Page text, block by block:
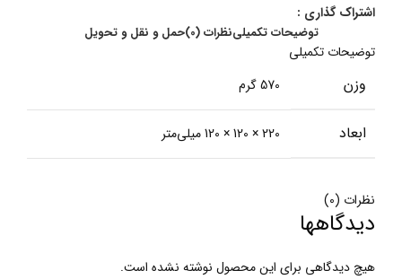
اشتراک گذاری :
توضیحات تکمیلینظرات (0) حمل و نقل و تحویل
توضیحات تکمیلی
وزن 570 گرم
ابعاد 220 × 120 × 120 میلی‌متر
نظرات (0)
دیدگاهها
هیچ دیدگاهی برای این محصول نوشته نشده است.